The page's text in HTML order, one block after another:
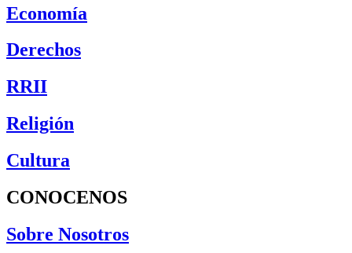
Economía
Derechos
RRII
Religión
Cultura
CONOCENOS
Sobre Nosotros